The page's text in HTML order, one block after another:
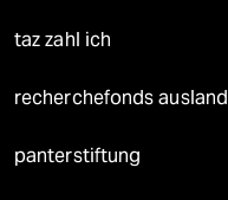
taz zahl ich
recherchefonds ausland
panterstiftung